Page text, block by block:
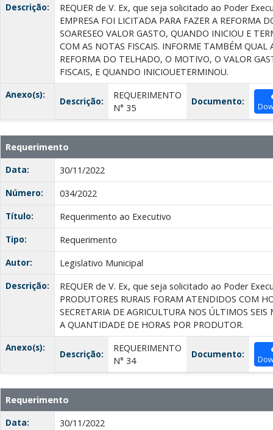
Descrição:
REQUER de V. Ex, que seja solicitado ao Poder
EMPRESA FOI LICITADA PARA FAZER A REFORMA
SOARESEO VALOR GASTO, QUANDO INICIOU E
COM AS NOTAS FISCAIS. INFORME TAMBÉM QUAL
REFORMA DO TELHADO, О МОTIVO, O VALOR
FISCAIS, E QUANDO INICIOUETERMINOU.
Anexo(s):
Descrição:
REQUERIMENTO
N° 35
Documento:
Requerimento
Data:
30/11/2022
Número:
034/2022
Título:
Requerimento ao Executivo
Tipo:
Requerimento
Autor:
Legislativo Municipal
Descrição:
REQUER de V. Ex, que seja solicitado ao Poder
PRODUTORES RURAIS FORAМ ATENDIDOS COM
SECRETARIA DE AGRICULTURA NOS ÚLTIMOS
А QUANTIDADE DE HORAS POR PRODUTOR.
Anexo(s):
Descrição:
REQUERIMENTO
N° 34
Documento:
Requerimento
Data:
30/11/2022